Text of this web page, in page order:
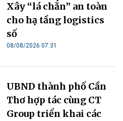
Xây “lá chắn” an toàn
cho hạ tầng logistics
số
08/08/2026 07:31
UBND thành phố Cần
Thơ hợp tác cùng CT
Group triển khai các